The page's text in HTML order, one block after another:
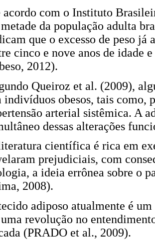
acordo com o Instituto
da população adulta
que o excesso de peso já
cinco e nove anos de idade
2012).
Queiroz et al. (2009),
indivíduos obesos, tais
arterial sistêmica. A
dessas alterações
científica é rica em
prejudiciais, com
a ideia errônea sobre o
2008).
adiposo atualmente é
revolução no
(PRADO et al., 2009).